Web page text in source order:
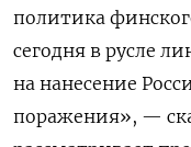
политика
сегодня в русле
на нанесение
поражения», —